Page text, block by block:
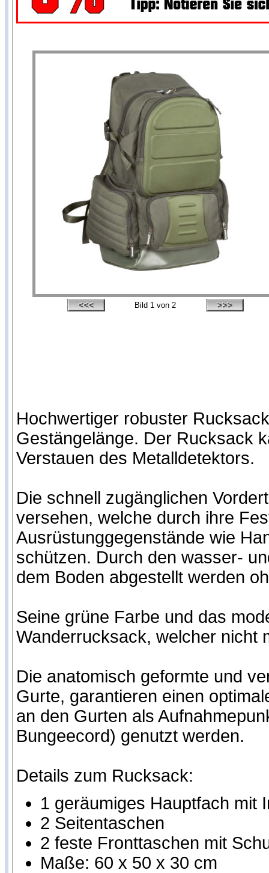
Bild 1 von 2
Hochwertiger robuster
Gestängelänge. Der Rucksack
Verstauen des Metalldetektors.
Die schnell zugänglichen
versehen, welche durch ihre
Ausrüstunggegenstände wie
schützen. Durch den wasser-
dem Boden abgestellt werden
Seine grüne Farbe und das
Wanderrucksack, welcher nicht
Die anatomisch geformte und
Gurte, garantieren einen
an den Gurten als
Bungeecord) genutzt werden.
Details zum Rucksack:
1 geräumiges Hauptfach mit
2 Seitentaschen
2 feste Fronttaschen mit
Maße: 60 x 50 x 30 cm